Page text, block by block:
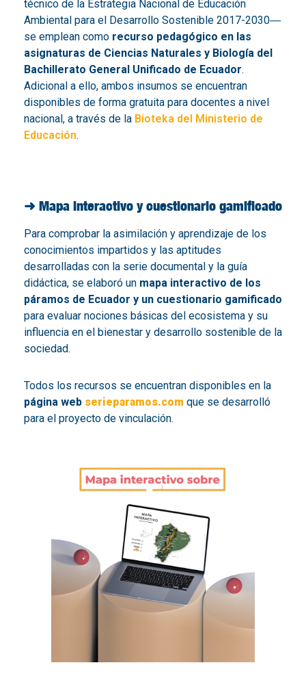
técnico de la Estrategia Nacional de Educación
Ambiental para el Desarrollo Sostenible 2017-2030―
se emplean como recurso pedagógico en las
asignaturas de Ciencias Naturales y Biología del
Bachillerato General Unificado de Ecuador.
Adicional a ello, ambos insumos se encuentran
disponibles de forma gratuita para docentes a nivel
nacional, a través de la Bioteka del Ministerio de
Educación.
➜ Mapa interactivo y cuestionario gamificado
Para comprobar la asimilación y aprendizaje de los
conocimientos impartidos y las aptitudes
desarrolladas con la serie documental y la guía
didáctica, se elaboró un mapa interactivo de los
páramos de Ecuador y un cuestionario gamificado
para evaluar nociones básicas del ecosistema y su
influencia en el bienestar y desarrollo sostenible de la
sociedad.
Todos los recursos se encuentran disponibles en la
página web serieparamos.com que se desarrolló
para el proyecto de vinculación.